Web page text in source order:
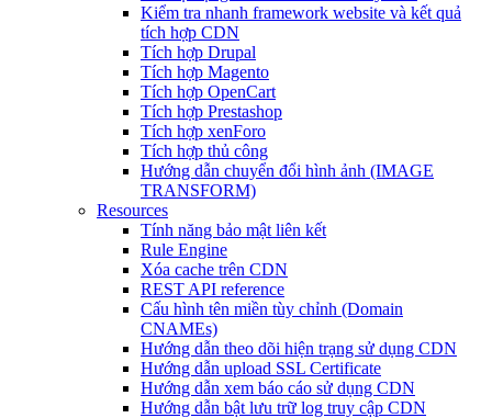
Kiểm tra nhanh framework website và kết quả
tích hợp CDN
Tích hợp Drupal
Tích hợp Magento
Tích hợp OpenCart
Tích hợp Prestashop
Tích hợp xenForo
Tích hợp thủ công
Hướng dẫn chuyển đổi hình ảnh (IMAGE
TRANSFORM)
Resources
Tính năng bảo mật liên kết
Rule Engine
Xóa cache trên CDN
REST API reference
Cấu hình tên miền tùy chỉnh (Domain
CNAMEs)
Hướng dẫn theo dõi hiện trạng sử dụng CDN
Hướng dẫn upload SSL Certificate
Hướng dẫn xem báo cáo sử dụng CDN
Hướng dẫn bật lưu trữ log truy cập CDN